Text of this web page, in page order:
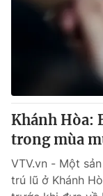
Khánh Hòa:
trong mùa
VTV.vn - Một
trú lũ ở Khánh